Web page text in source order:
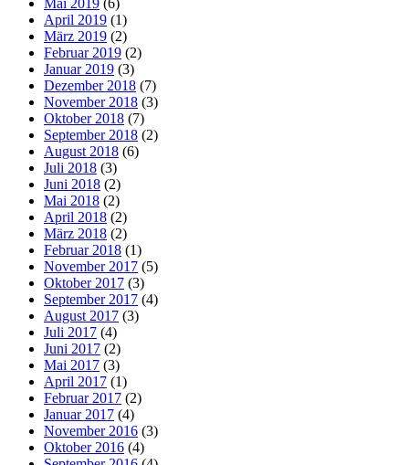
April 2019 (1)
März 2019 (2)
Februar 2019 (2)
Januar 2019 (3)
Dezember 2018 (7)
November 2018 (3)
Oktober 2018 (7)
September 2018 (2)
August 2018 (6)
Juli 2018 (3)
Juni 2018 (2)
Mai 2018 (2)
April 2018 (2)
März 2018 (2)
Februar 2018 (1)
November 2017 (5)
Oktober 2017 (3)
September 2017 (4)
August 2017 (3)
Juli 2017 (4)
Juni 2017 (2)
Mai 2017 (3)
April 2017 (1)
Februar 2017 (2)
Januar 2017 (4)
November 2016 (3)
Oktober 2016 (4)